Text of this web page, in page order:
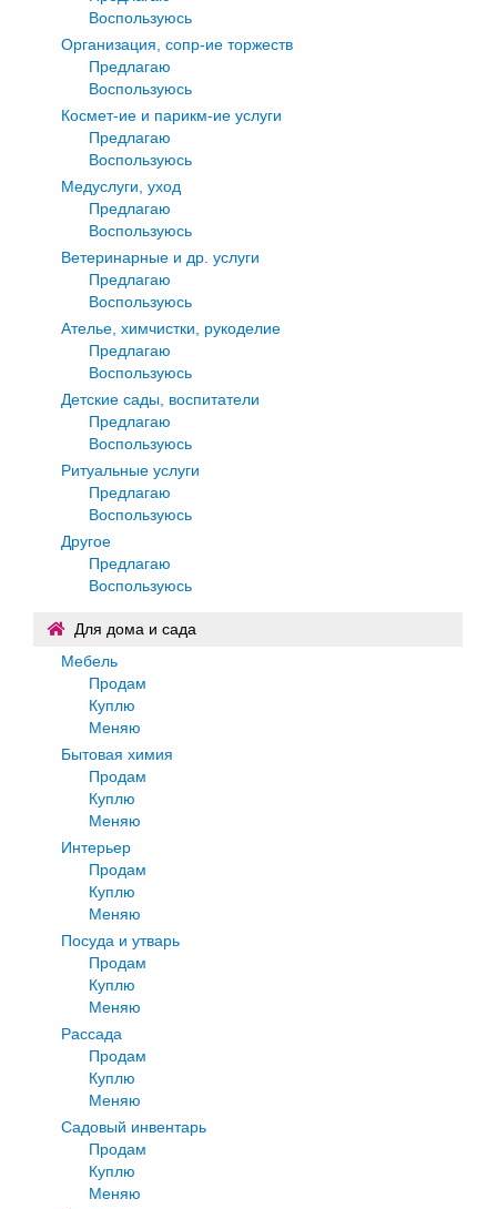
Воспользуюсь
Организация, сопр-ие торжеств
Предлагаю
Воспользуюсь
Космет-ие и парикм-ие услуги
Предлагаю
Воспользуюсь
Медуслуги, уход
Предлагаю
Воспользуюсь
Ветеринарные и др. услуги
Предлагаю
Воспользуюсь
Ателье, химчистки, рукоделие
Предлагаю
Воспользуюсь
Детские сады, воспитатели
Предлагаю
Воспользуюсь
Ритуальные услуги
Предлагаю
Воспользуюсь
Другое
Предлагаю
Воспользуюсь
Для дома и сада
Мебель
Продам
Куплю
Меняю
Бытовая химия
Продам
Куплю
Меняю
Интерьер
Продам
Куплю
Меняю
Посуда и утварь
Продам
Куплю
Меняю
Рассада
Продам
Куплю
Меняю
Садовый инвентарь
Продам
Куплю
Меняю